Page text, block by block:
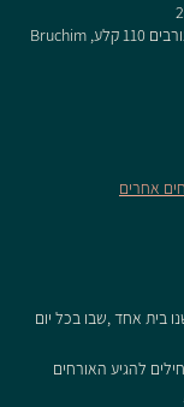
Bruchim Qela' Alon, מצוק עורבים 110 קלע, Bruchim
בית אחד ,שבו בכל יום
בערב מתחילים להגיע האורחים